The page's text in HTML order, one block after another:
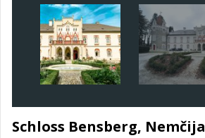
Schloss Bensberg, Nemčija